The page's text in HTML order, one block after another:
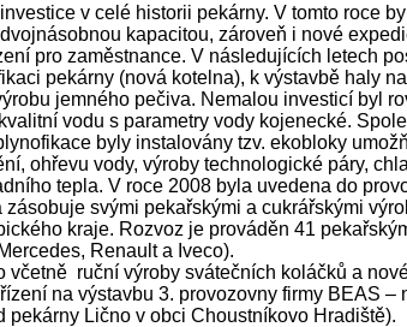
v celé historii pekárny. V tomto roce
kapacitou, zároveň i nové
pro zaměstnance. V následujících letech
pekárny (nová kotelna), k výstavbě haly
jemného pečiva. Nemalou investicí byl
vodu s parametry vody kojenecké.
byly instalovány tzv. ekobloky
ohřevu vody, výroby technologické páry,
tepla. V roce 2008 byla uvedena do
svými pekařskými a cukrářskými
kraje. Rozvoz je prováděn 41
Renault a Iveco).
včetně ruční výroby svátečních koláčků a
na výstavbu 3. provozovny firmy BEAS –
pekárny Lično v obci Choustníkovo Hradiště).